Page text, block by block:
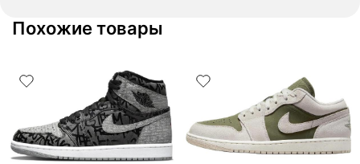
баскетбольных кроссовок
Похожие товары